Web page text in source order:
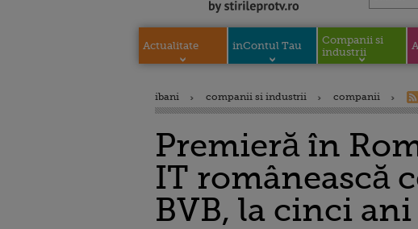
Actualitate inContul Tau
Companii si
industrii
ibani companii si industrii companii
Premieră în
IT românească
BVB, la cinci ani